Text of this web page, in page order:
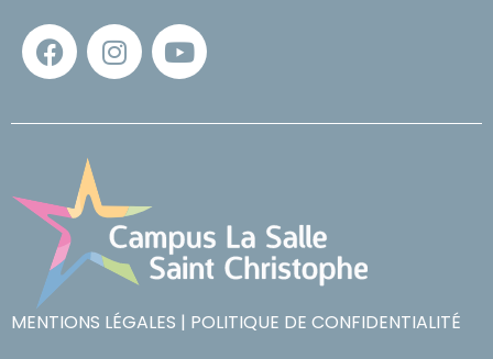
MENTIONS LÉGALES | POLITIQUE DE CONFIDENTIALITÉ